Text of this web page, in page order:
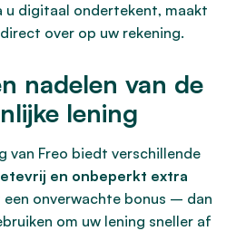
u digitaal ondertekent, maakt
over op uw rekening.
nadelen van de
lening
van Freo biedt verschillende
en onbeperkt extra
een onverwachte bonus – dan
om uw lening sneller af